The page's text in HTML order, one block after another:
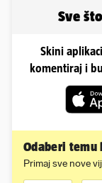
Sve
Skini
komentiraj i
Odaberi
Primaj sve nove